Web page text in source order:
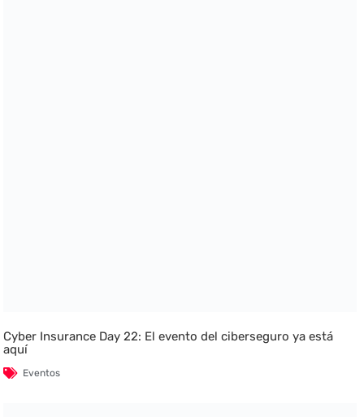
Cyber Insurance Day 22: El evento del ciberseguro ya está
aquí
Eventos